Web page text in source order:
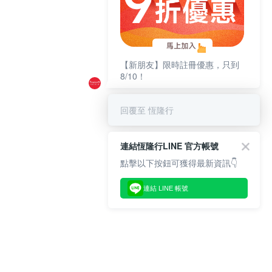
【新朋友】限時註冊優惠，只到
8/10！
回覆至 恆隆行
連結恆隆行LINE 官方帳號
點擊以下按鈕可獲得最新資訊👇
連結 LINE 帳號